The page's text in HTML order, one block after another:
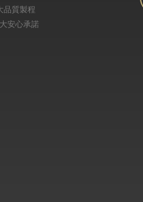
品質製程
安心承諾